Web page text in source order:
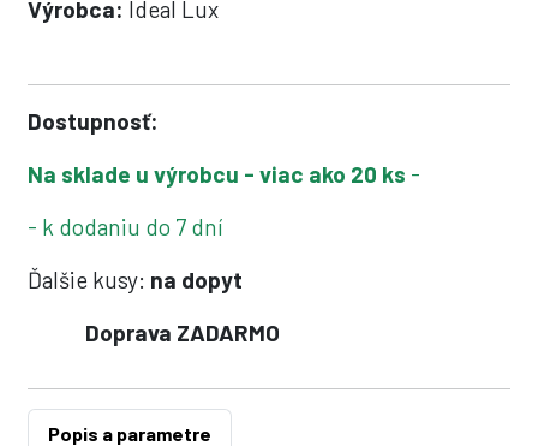
Výrobca: Ideal Lux
Dostupnosť:
Na sklade u výrobcu - viac ako 20 ks -
- k dodaniu do 7 dní
Ďalšie kusy: na dopyt
Doprava ZADARMO
Popis a parametre